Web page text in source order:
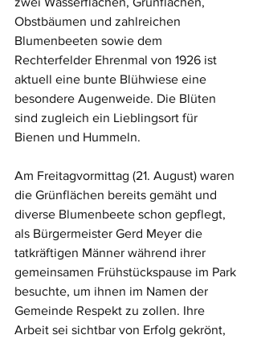
Obstbäumen und zahlreichen
Blumenbeeten sowie dem
Rechterfelder Ehrenmal von 1926 ist
aktuell eine bunte Blühwiese eine
besondere Augenweide. Die Blüten
sind zugleich ein Lieblingsort für
Bienen und Hummeln.
Am Freitagvormittag (21. August) waren
die Grünflächen bereits gemäht und
diverse Blumenbeete schon gepflegt,
als Bürgermeister Gerd Meyer die
tatkräftigen Männer während ihrer
gemeinsamen Frühstückspause im Park
besuchte, um ihnen im Namen der
Gemeinde Respekt zu zollen. Ihre
Arbeit sei sichtbar von Erfolg gekrönt,